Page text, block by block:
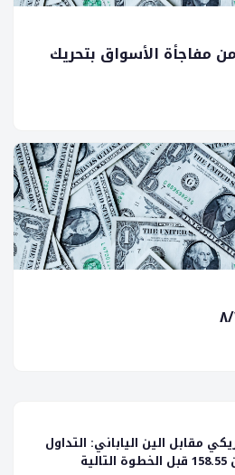
مفاجأة الأسواق بتحريك
مقابل الين الياباني: التداول